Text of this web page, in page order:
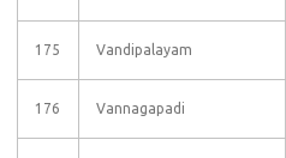
175 Vandipalayam
176 Vannagapadi